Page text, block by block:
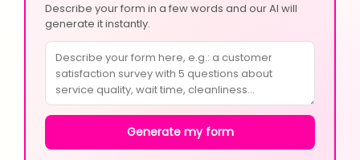
Describe your form in a few words and our AI will
generate it instantly.
Generate my form